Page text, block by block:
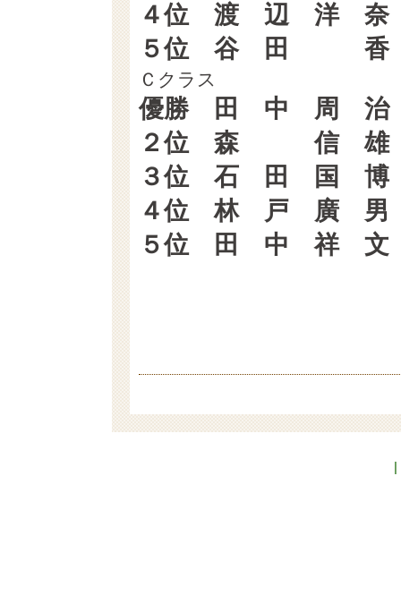
４位 渡 辺 洋
５位 谷 田 香
Ｃクラス
優勝 田 中 周 治
２位 森 信 雄
３位 石 田 国 博
４位 林 戸 廣 男
５位 田 中 祥 文
|